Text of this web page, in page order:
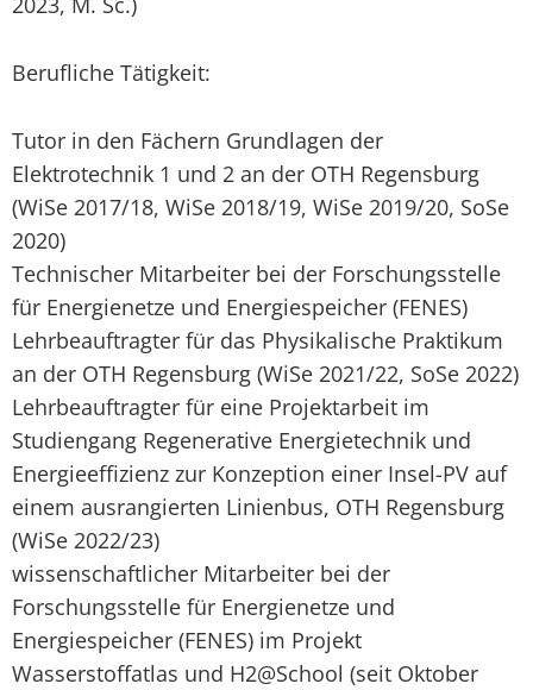
Berufliche Tätigkeit:
Tutor in den Fächern Grundlagen der
Elektrotechnik 1 und 2 an der OTH Regensburg
(WiSe 2017/18, WiSe 2018/19, WiSe 2019/20, SoSe
2020)
Technischer Mitarbeiter bei der Forschungsstelle
für Energienetze und Energiespeicher (FENES)
Lehrbeauftragter für das Physikalische Praktikum
an der OTH Regensburg (WiSe 2021/22, SoSe 2022)
Lehrbeauftragter für eine Projektarbeit im
Studiengang Regenerative Energietechnik und
Energieeffizienz zur Konzeption einer Insel-PV auf
einem ausrangierten Linienbus, OTH Regensburg
(WiSe 2022/23)
wissenschaftlicher Mitarbeiter bei der
Forschungsstelle für Energienetze und
Energiespeicher (FENES) im Projekt
Wasserstoffatlas und H2@School (seit Oktober